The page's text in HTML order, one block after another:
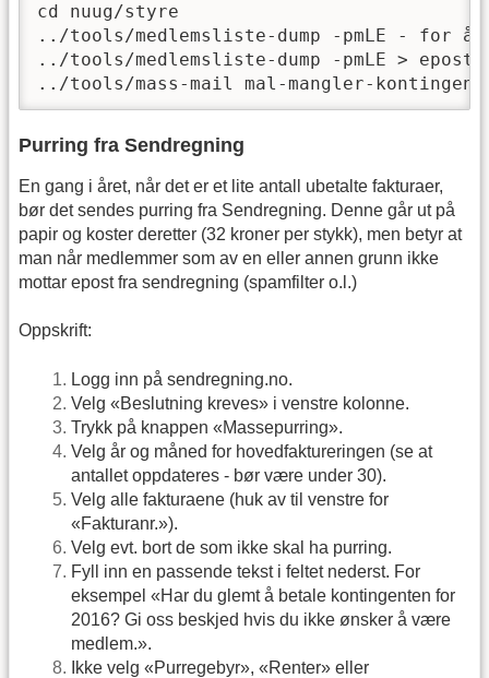
cd nuug/styre
../tools/medlemsliste-dump -pmLE - for
../tools/medlemsliste-dump -pmLE >
../tools/mass-mail mal-mangler-
Purring fra Sendregning
En gang i året, når det er et lite antall ubetalte fakturaer,
bør det sendes purring fra Sendregning. Denne går ut på
papir og koster deretter (32 kroner per stykk), men betyr at
man når medlemmer som av en eller annen grunn ikke
mottar epost fra sendregning (spamfilter o.l.)
Oppskrift:
Logg inn på sendregning.no.
Velg «Beslutning kreves» i venstre kolonne.
Trykk på knappen «Massepurring».
Velg år og måned for hovedfaktureringen (se at
antallet oppdateres - bør være under 30).
Velg alle fakturaene (huk av til venstre for
«Fakturanr.»).
Velg evt. bort de som ikke skal ha purring.
Fyll inn en passende tekst i feltet nederst. For
eksempel «Har du glemt å betale kontingenten for
2016? Gi oss beskjed hvis du ikke ønsker å være
medlem.».
Ikke velg «Purregebyr», «Renter» eller